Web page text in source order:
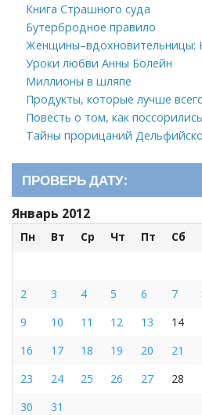
Книга Страшного суда
Бутербродное правило
Женщины–вдохновительницы:
Уроки любви Анны Болейн
Миллионы в шляпе
Продукты, которые лучше
Повесть о том, как
Тайны прорицаний
ПРОВЕРЬ ДАТУ:
Январь 2012
Пн Вт Ср Чт Пт Сб
2
3 4 5 6 7
9
10 11 12 13 14
16
17 18 19 20 21
23
24 25 26 27 28
30
31